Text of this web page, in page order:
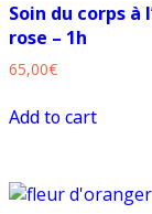
Soin du corps à
rose – 1h
65,00€
Add to cart